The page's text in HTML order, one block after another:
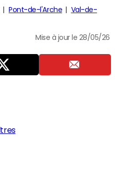
Pont-de-l'Arche
Val-de-
Mise à jour le 28/05/26